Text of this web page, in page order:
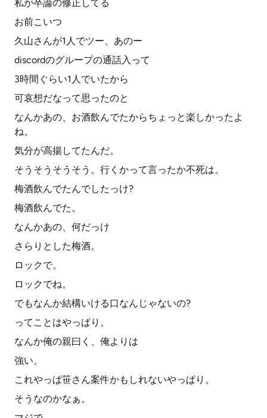
私が卒論の修正してる
お前こいつ
久山さんが1人でツー、あのー
discordのグループの通話入って
3時間ぐらい1人でいたから
可哀想だなって思ったのと
なんかあの、お酒飲んでたからちょっと楽しかったよ
ね。
気分が高揚してたんだ。
そうそうそうそう。行くかって言ったか不死は。
梅酒飲んでたんでしたっけ?
梅酒飲んでた。
なんかあの、何だっけ
さらりとした梅酒。
ロックで。
ロックでね。
でもなんか結構いける口なんじゃないの?
ってことはやっぱり。
なんか俺の親曰く、俺よりは
強い。
これやっぱ笹さん案件かもしれないやっぱり。
そうなのかなぁ。